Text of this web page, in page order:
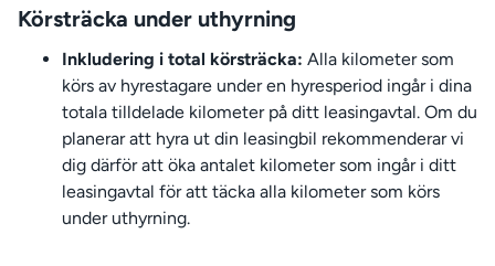
Körsträcka under uthyrning
Inkludering i total körsträcka: Alla kilometer som
körs av hyrestagare under en hyresperiod ingår i dina
totala tilldelade kilometer på ditt leasingavtal. Om du
planerar att hyra ut din leasingbil rekommenderar vi
dig därför att öka antalet kilometer som ingår i ditt
leasingavtal för att täcka alla kilometer som körs
under uthyrning.